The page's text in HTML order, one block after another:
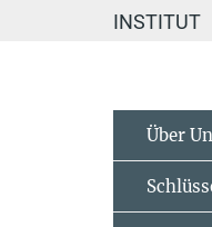
INSTITUT
Über